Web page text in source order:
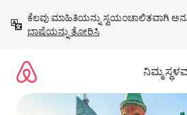
ಹೋಗಿ
ಕೆಲವು ಮಾಹಿತಿಯನ್ನು ಸ್ವಯಂಚಾಲಿತವಾಗಿ
ಭಾಷೆಯನ್ನು ತೋರಿಸಿ
ನಿಮ್ಮ